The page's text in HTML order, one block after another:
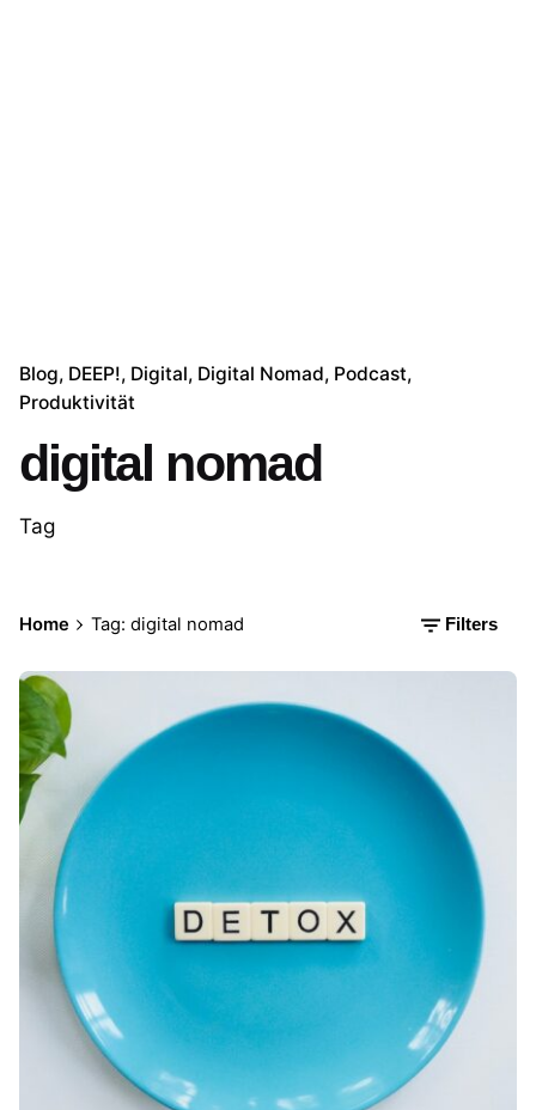
Blog DEEP! Digital Digital Nomad Podcast
Produktivität
digital nomad
Tag
Home Tag: digital nomad Filters